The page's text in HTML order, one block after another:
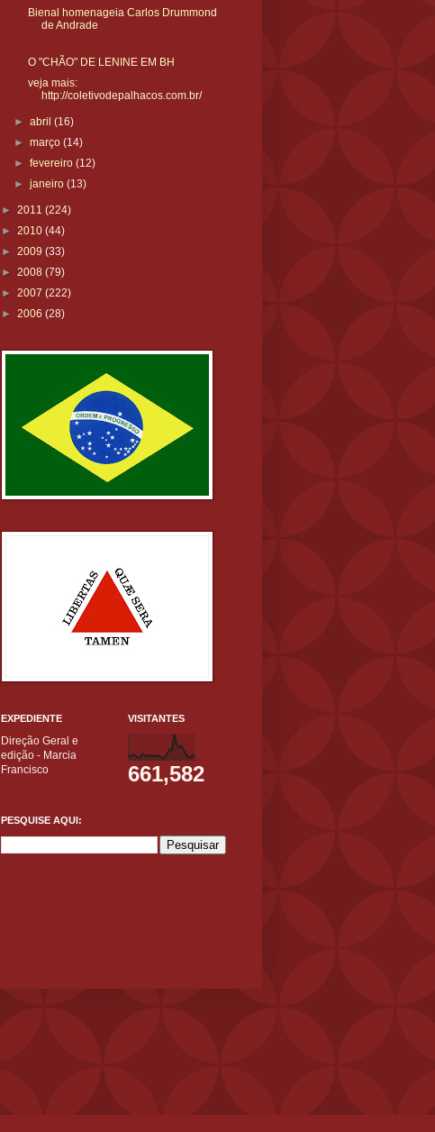
Bienal homenageia Carlos Drummond
de Andrade
O "CHÃO" DE LENINE EM BH
veja mais:
http://coletivodepalhacos.com.br/
►abril(16)
►março(14)
►fevereiro(12)
►janeiro(13)
► 2011 (224)
► 2010 (44)
► 2009 (33)
► 2008 (79)
► 2007 (222)
► 2006 (28)
EXPEDIENTE
Direção Geral e
edição - Marcia
Francisco
VISITANTES
661,582
PESQUISE AQUI: